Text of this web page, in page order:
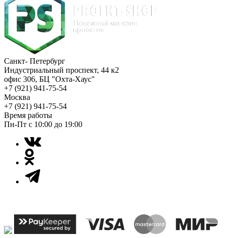
Санкт- Петербург
Индустриальный проспект, 44 к2
офис 306, БЦ "Охта-Хаус"
+7 (921) 941-75-54
Москва
+7 (921) 941-75-54
Время работы
Пн-Пт с 10:00 до 19:00